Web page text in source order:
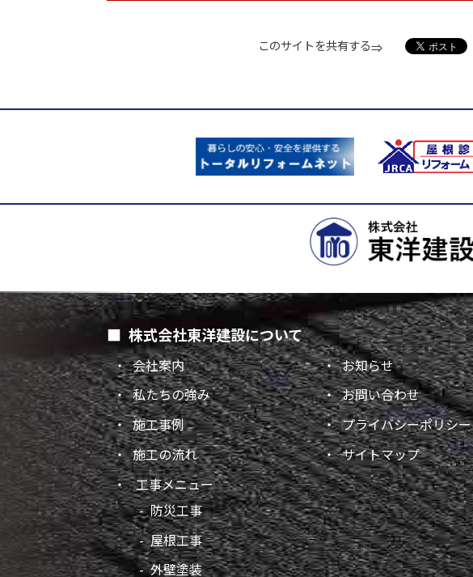
このサイトを共有する
株式会社東洋建設について
会社案内
私たちの強み
施工事例
施工の流れ
お知らせ
お問い合わせ
プライバシーポリシー
サイトマップ
工事メニュー
防災工事
屋根工事
外壁塗装